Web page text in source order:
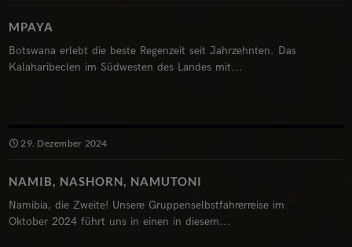
MPAYA
Botswana erlebt die beste Regenzeit seit Jahrzehnten. Das
Kalaharibeclen im Südwesten des Landes mit...
29. Dezember 2024
NAMIB, NASHORN, NAMUTONI
Namibia, die Zweite! Unsere Gruppenselbstfahrerreise im
Oktober 2024 führt uns in einen in diesem...